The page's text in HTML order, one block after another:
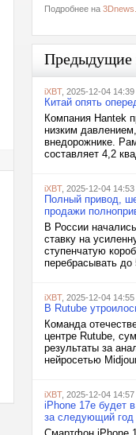
Подробнее на
Предыдущие
iXBT, 2025-12-04 14:39
Китай опять
Компания Hantek
низким
внедорожнике.
составляет 4,2
iXBT, 2025-12-04 14:53
Полный привод,
продажи
В России
ставку на
ступенчатую
перебрасывать до
iXBT, 2025-12-04 14:55
В Rutube
Команда
центре Rutube,
результаты за
нейросетью
iXBT, 2025-12-04 14:57
iPhone 17e будет
за следующий год